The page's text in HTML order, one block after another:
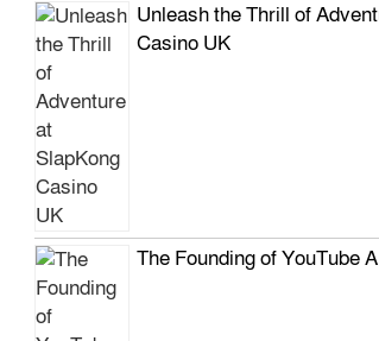
Unleash the Thrill of
Casino UK
The Founding of YouTube